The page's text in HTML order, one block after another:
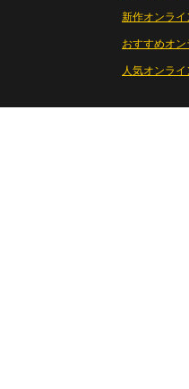
新作オンライ
おすすめオ
人気オンラ